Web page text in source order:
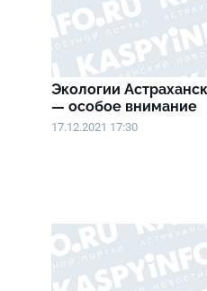
Экологии
— особое внимание
17.12.2021 17:30